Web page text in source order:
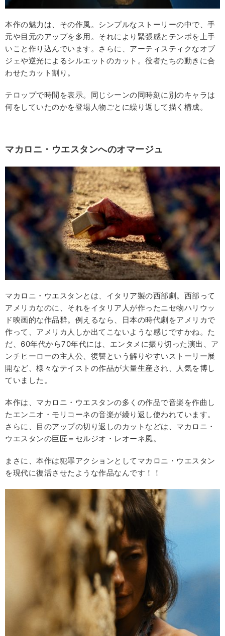
本作の魅力は、その作風。シンプルなストーリーの中で、手
元や目元のアップを多用。それにより緊張感とテンポを上手
いこと作り込んでいます。さらに、アーティスティクなオブ
ジェや逆光によるシルエットのカット。役者たちの動きに合
わせたカット割り。
テロップで時間を表示。同じシーンの同時刻に別のキャラは
何をしていたのかを登場人物ごとに繰り返して描く構成。
マカロニ・ウエスタンへのオマージュ
マカロニ・ウエスタンとは、イタリア製の西部劇。西部って
アメリカなのに、それをイタリア人が作ったニセ物ハリウッ
ド映画的な作品群。例えるなら、日本の時代劇をアメリカで
作って、アメリカ人しか出てこないような感じですかね。た
だ、60年代から70年代には、エンタメに振り切った演出、ア
ンチヒーローの主人公、復讐という解りやすいストーリー展
開など、様々なテイストの作品が大量生産され、人気を博し
ていました。
本作は、マカロニ・ウエスタンの多くの作品で音楽を作曲し
たエンニオ・モリコーネの音楽が繰り返し使われています。
さらに、目のアップの切り返しのカットなどは、マカロニ・
ウエスタンの巨匠＝セルジオ・レオーネ風。
まさに、本作は犯罪アクションとしてマカロニ・ウエスタン
を現代に復活させたような作品なんです！！